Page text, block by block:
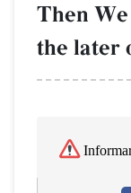
Then
the later